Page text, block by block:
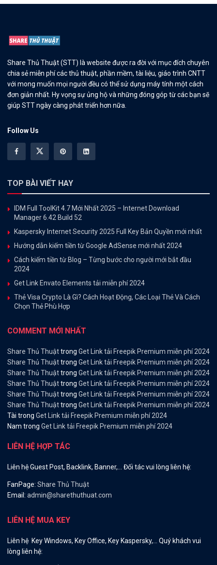
Share Thủ Thuật (STT) là website được ra đời với mục đích chuyên
chia sẻ miễn phí các thủ thuật, phần mềm, tài liệu, giáo trình CNTT
với mong muốn mọi người đều có thể sử dụng máy tính một cách
đơn giản nhất. Hy vọng sự ủng hộ và những đóng góp từ các bạn sẽ
giúp STT ngày càng phát triển hơn nữa.
Follow Us
TOP BÀI VIẾT HAY
IDM Full ToolKit 4.7 Mới Nhất 2025 – Internet Download
Manager 6.42 Build 52
Kaspersky Internet Security 2025 Full Key Bản Quyền mới nhất
Hướng dẫn kiếm tiền từ Google AdSense mới nhất 2024
Cách kiếm tiền từ Blog – Từng bước cho người mới bắt đầu
2024
Get Link Envato Elements tải miễn phí 2024
Thẻ Visa Crypto Là Gì? Cách Hoạt Động, Các Loại Thẻ Và Cách
Chọn Thẻ Phù Hợp
COMMENT MỚI NHẤT
Share Thủ Thuậttrong Get Link tải Freepik Premium miễn phí 2024
Share Thủ Thuậttrong Get Link tải Freepik Premium miễn phí 2024
Share Thủ Thuậttrong Get Link tải Freepik Premium miễn phí 2024
Share Thủ Thuậttrong Get Link tải Freepik Premium miễn phí 2024
Share Thủ Thuậttrong Get Link tải Freepik Premium miễn phí 2024
Share Thủ Thuậttrong Get Link tải Freepik Premium miễn phí 2024
Tài trong Get Link tải Freepik Premium miễn phí 2024
Nam trong Get Link tải Freepik Premium miễn phí 2024
LIÊN HỆ HỢP TÁC
Liên hệ Guest Post, Backlink, Banner,… Đối tác vui lòng liên hệ:
FanPage: Share Thủ Thuật
Email: admin@sharethuthuat.com
LIÊN HỆ MUA KEY
Liên hệ Key Windows, Key Office, Key Kaspersky,… Quý khách vui
lòng liên hệ: